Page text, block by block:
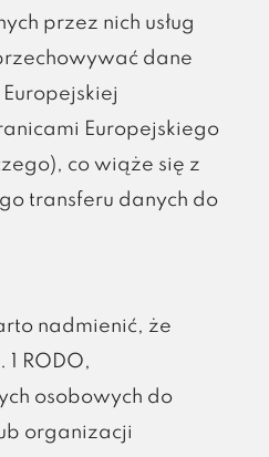
przez nich usług
dane
Europejskiego
co wiąże się z
transferu danych do
nadmienić, że
RODO,
osobowych do
organizacji